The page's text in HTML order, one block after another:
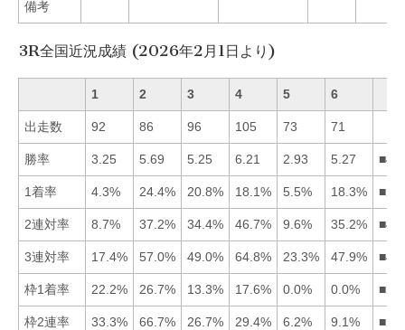
備考
3R全国近況成績 (2026年2月1日より)
1 2 3 4 5 6
出走数 92 86 96 105 73 71
勝率 3.25 5.69 5.25 6.21 2.93 5.27
1着率 4.3% 24.4% 20.8% 18.1% 5.5% 18.3%
2連対率 8.7% 37.2% 34.4% 46.7% 9.6% 35.2%
3連対率 17.4% 57.0% 49.0% 64.8% 23.3% 47.9%
枠1着率 22.2% 26.7% 13.3% 17.6% 0.0% 0.0%
枠2連率 33.3% 66.7% 26.7% 29.4% 6.2% 9.1%